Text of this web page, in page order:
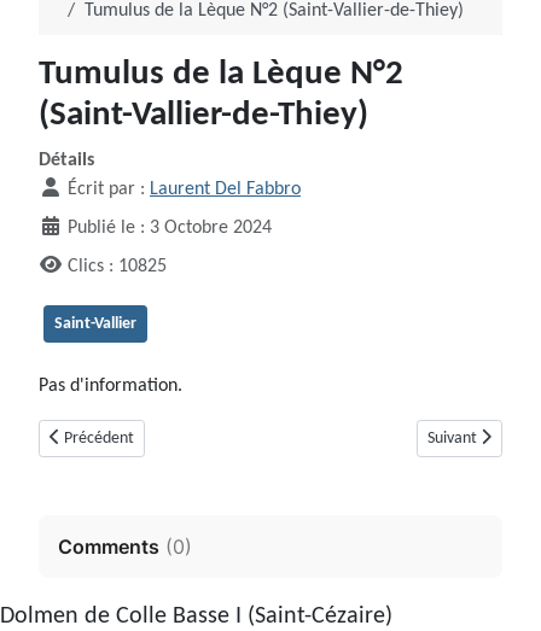
Dolmen de Colle Basse I (Saint-Cézaire)
Tumulus de la Lèque N°2 (Saint-Vallier-de-Thiey)
Tumulus de la Lèque N°2
(Saint-Vallier-de-Thiey)
Détails
Écrit par : Laurent Del Fabbro
Publié le : 3 Octobre 2024
Clics : 10825
Saint-Vallier
Pas d'information.
Article précédent : Tumulus de Mauvans Nord ou Mauvans Est, ou de
Précédent Article suivant :
Suivant
Comments (0)